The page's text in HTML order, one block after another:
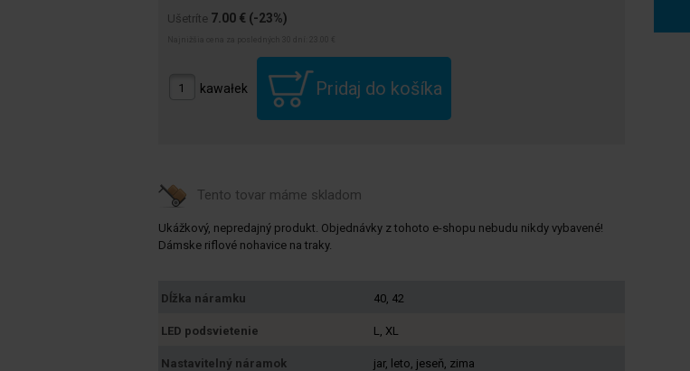
Ušetríte 7.00 € (-23%)
kawałek
Tento tovar máme skladom
Ukážkový, nepredajný produkt. Objednávky z tohoto e-shopu nebudu nikdy vybavené!
Dámske riflové nohavice na traky.
Dĺžka náramku 40, 42
LED podsvietenie L, XL
Nastavitelný náramok jar, leto, jeseň, zima